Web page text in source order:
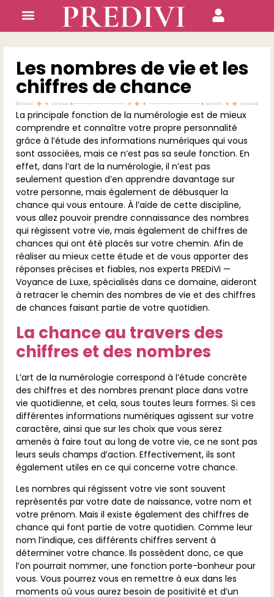
Les nombres de vie et les
chiffres de chance
La principale fonction de la numérologie est de mieux
comprendre et connaître votre propre personnalité
grâce à l’étude des informations numériques qui vous
sont associées, mais ce n’est pas sa seule fonction. En
effet, dans l’art de la numérologie, il n’est pas
seulement question d’en apprendre davantage sur
votre personne, mais également de débusquer la
chance qui vous entoure. À l’aide de cette discipline,
vous allez pouvoir prendre connaissance des nombres
qui régissent votre vie, mais également de chiffres de
chances qui ont été placés sur votre chemin. Afin de
réaliser au mieux cette étude et de vous apporter des
réponses précises et fiables, nos experts PREDiVi —
Voyance de Luxe, spécialisés dans ce domaine, aideront
à retracer le chemin des nombres de vie et des chiffres
de chances faisant partie de votre quotidien.
La chance au travers des
chiffres et des nombres
L’art de la numérologie correspond à l’étude concrète
des chiffres et des nombres prenant place dans votre
vie quotidienne, et cela, sous toutes leurs formes. Si ces
différentes informations numériques agissent sur votre
caractère, ainsi que sur les choix que vous serez
amenés à faire tout au long de votre vie, ce ne sont pas
leurs seuls champs d’action. Effectivement, ils sont
également utiles en ce qui concerne votre chance.
Les nombres qui régissent votre vie sont souvent
représentés par votre date de naissance, votre nom et
votre prénom. Mais il existe également des chiffres de
chance qui font partie de votre quotidien. Comme leur
nom l’indique, ces différents chiffres servent à
déterminer votre chance. Ils possèdent donc, ce que
l’on pourrait nommer, une fonction porte-bonheur pour
vous. Vous pourrez vous en remettre à eux dans les
moments où vous aurez besoin de positivité et d’un